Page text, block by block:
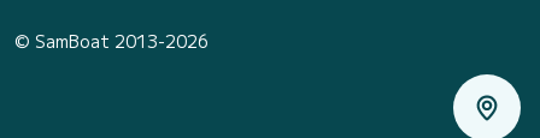
© SamBoat 2013-2026